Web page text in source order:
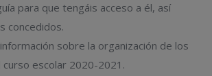
para que tengáis acceso a él, así
concedidos.
sobre la organización de los
escolar 2020-2021.